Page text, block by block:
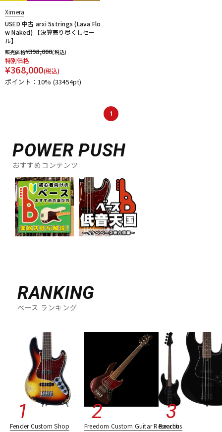
アンプ
DJ機器
中古
Ximera
USED 中古 arxi 5strings (Lava Flo
w Naked) 【決算売り尽くしセー
ル】
販売価格¥398,000(税込)
特別価格
¥368,000(税込)
ポイント：10% (33454pt)
1
POWER PUSH
おすすめコンテンツ
RANKING
ベース ランキング
Fender Custom Shop Freedom Custom Guitar Research
Bacchus